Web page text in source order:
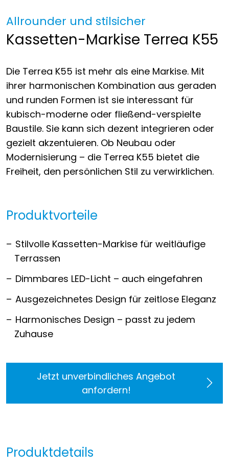
Allrounder und stilsicher
Kassetten-Markise Terrea K55
Die Terrea K55 ist mehr als eine Markise. Mit
ihrer harmonischen Kombination aus geraden
und runden Formen ist sie interessant für
kubisch-moderne oder fließend-verspielte
Baustile. Sie kann sich dezent integrieren oder
gezielt akzentuieren. Ob Neubau oder
Modernisierung – die Terrea K55 bietet die
Freiheit, den persönlichen Stil zu verwirklichen.
Produktvorteile
Stilvolle Kassetten-Markise für weitläufige
Terrassen
Dimmbares LED-Licht – auch eingefahren
Ausgezeichnetes Design für zeitlose Eleganz
Harmonisches Design – passt zu jedem
Zuhause
Jetzt unverbindliches Angebot
anfordern!
Produktdetails